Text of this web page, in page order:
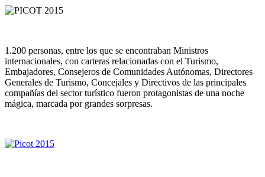
1.200 personas, entre los que se encontraban Ministros
internacionales, con carteras relacionadas con el Turismo,
Embajadores, Consejeros de Comunidades Autónomas, Directores
Generales de Turismo, Concejales y Directivos de las principales
compañías del sector turístico fueron protagonistas de una noche
mágica, marcada por grandes sorpresas.